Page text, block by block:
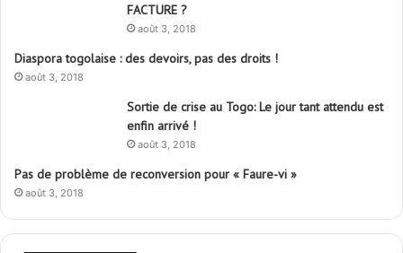
FACTURE ?
août 3, 2018
Diaspora togolaise : des devoirs, pas des droits !
août 3, 2018
Sortie de crise au Togo: Le jour tant attendu est
enfin arrivé !
août 3, 2018
Pas de problème de reconversion pour « Faure-vi »
août 3, 2018